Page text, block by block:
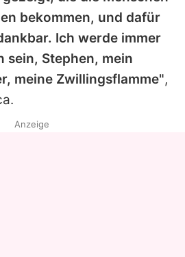
bekommen, und dafür
Ich werde immer
sein, Stephen, mein
meine Zwillingsflamme",
Anzeige